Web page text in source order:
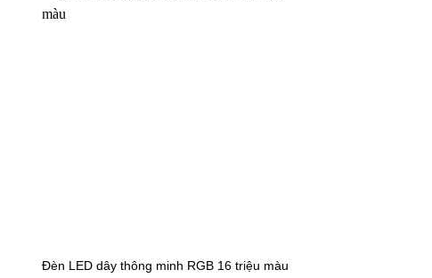
Đèn LED dây thông minh RGB 16 triệu màu